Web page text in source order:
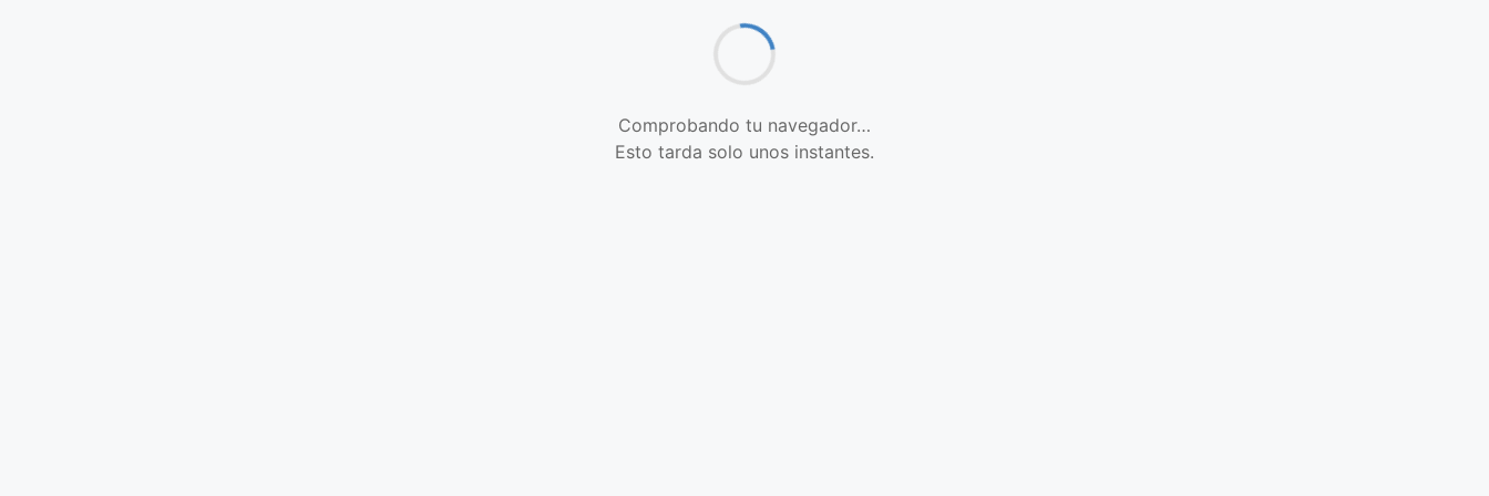
Comprobando tu navegador…
Esto tarda solo unos instantes.